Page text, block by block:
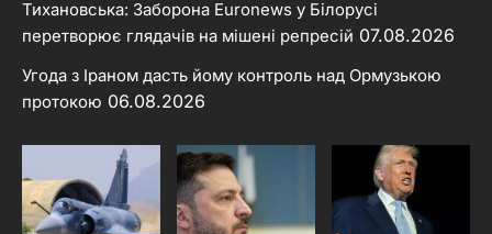
Тихановська: Заборона Euronews у Білорусі
перетворює глядачів на мішені репресій 07.08.2026
Угода з Іраном дасть йому контроль над Ормузькою
протокою 06.08.2026